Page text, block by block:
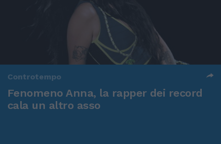
Controtempo
Fenomeno Anna, la rapper dei record
cala un altro asso